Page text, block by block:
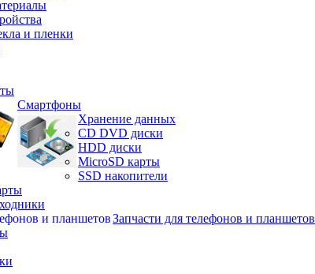
и пленки
Смартфоны
Хранение данных
CD DVD диски
HDD диски
MicroSD карты
SSD накопители
Запчасти для телефонов и планшетов